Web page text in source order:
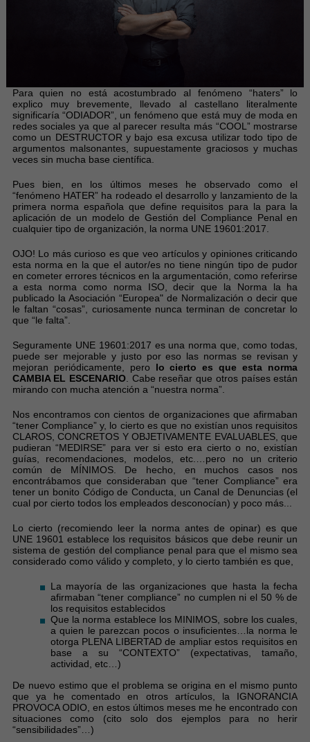
Para quien no está acostumbrado al fenómeno “haters” lo
explico muy brevemente, llevado al castellano literalmente
significaría “ODIADOR”, un fenómeno que está muy de moda en
redes sociales ya que al parecer resulta más “COOL” mostrarse
como un DESTRUCTOR y bajo esa excusa utilizar todo tipo de
argumentos malsonantes, supuestamente graciosos y muchas
veces sin mucha base científica.
Pues bien, en los últimos meses he observado como el
“fenómeno HATER” ha rodeado el desarrollo y lanzamiento de la
primera norma española que define requisitos para la para la
aplicación de un modelo de Gestión del Compliance Penal en
cualquier tipo de organización, la norma UNE 19601:2017.
OJO! Lo más curioso es que veo artículos y opiniones criticando
esta norma en la que el autor/es no tiene ningún tipo de pudor
en cometer errores técnicos en la argumentación, como referirse
a esta norma como norma ISO, decir que la Norma la ha
publicado la Asociación “Europea" de Normalización o decir que
le faltan “cosas”, curiosamente nunca terminan de concretar lo
que “le falta”.
Seguramente UNE 19601:2017 es una norma que, como todas,
puede ser mejorable y justo por eso las normas se revisan y
mejoran periódicamente, pero lo cierto es que esta norma
CAMBIA EL ESCENARIO. Cabe reseñar que otros países están
mirando con mucha atención a “nuestra norma”.
Nos encontramos con cientos de organizaciones que afirmaban
“tener Compliance” y, lo cierto es que no existían unos requisitos
CLAROS, CONCRETOS Y OBJETIVAMENTE EVALUABLES, que
pudieran “MEDIRSE” para ver si esto era cierto o no, existían
guías, recomendaciones, modelos, etc.…pero no un criterio
común de MÍNIMOS. De hecho, en muchos casos nos
encontrábamos que consideraban que “tener Compliance” era
tener un bonito Código de Conducta, un Canal de Denuncias (el
cual por cierto todos los empleados desconocían) y poco más...
Lo cierto (recomiendo leer la norma antes de opinar) es que
UNE 19601 establece los requisitos básicos que debe reunir un
sistema de gestión del compliance penal para que el mismo sea
considerado como válido y completo, y lo cierto también es que,
La mayoría de las organizaciones que hasta la fecha
afirmaban “tener compliance” no cumplen ni el 50 % de
los requisitos establecidos
Que la norma establece los MINIMOS, sobre los cuales,
a quien le parezcan pocos o insuficientes…la norma le
otorga PLENA LIBERTAD de ampliar estos requisitos en
base a su “CONTEXTO” (expectativas, tamaño,
actividad, etc…)
De nuevo estimo que el problema se origina en el mismo punto
que ya he comentado en otros artículos, la IGNORANCIA
PROVOCA ODIO, en estos últimos meses me he encontrado con
situaciones como (cito solo dos ejemplos para no herir
“sensibilidades”…)